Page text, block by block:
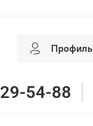
Профиль
54-88